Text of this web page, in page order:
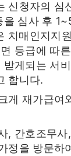
신청자의 심
을 심사 후
치매인지지
등급에 따
받게되는 서
합니다.
게 재가급여
, 간호조무
정을 방문하